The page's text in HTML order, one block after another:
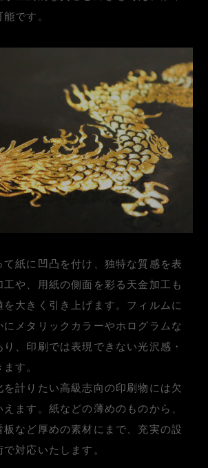
です。
て紙に凹凸を付け、独特な質感を表
や、用紙の側面を彩る天金加工も
大きく引き上げます。フィルムに
にメタリックカラーやホログラムな
、印刷では表現できない光沢感・
す。
計りたい高級志向の印刷物には欠
ます。紙などの薄めのものから、
板など厚めの素材にまで、充実の設
対応いたします。